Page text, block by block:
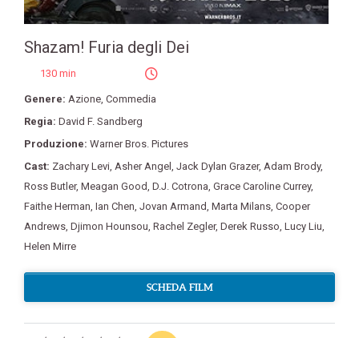
Shazam! Furia degli Dei
130 min
Genere: Azione, Commedia
Regia: David F. Sandberg
Produzione: Warner Bros. Pictures
Cast: Zachary Levi, Asher Angel , Jack Dylan Grazer, Adam Brody,
Ross Butler, Meagan Good, D.J. Cotrona, Grace Caroline Currey,
Faithe Herman, Ian Chen, Jovan Armand, Marta Milans, Cooper
Andrews, Djimon Hounsou, Rachel Zegler, Derek Russo, Lucy Liu,
Helen Mirre
SCHEDA FILM